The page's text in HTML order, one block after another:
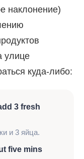
наклонение)
улице
куда-либо:
3 fresh
и 3 яйца.
five mins